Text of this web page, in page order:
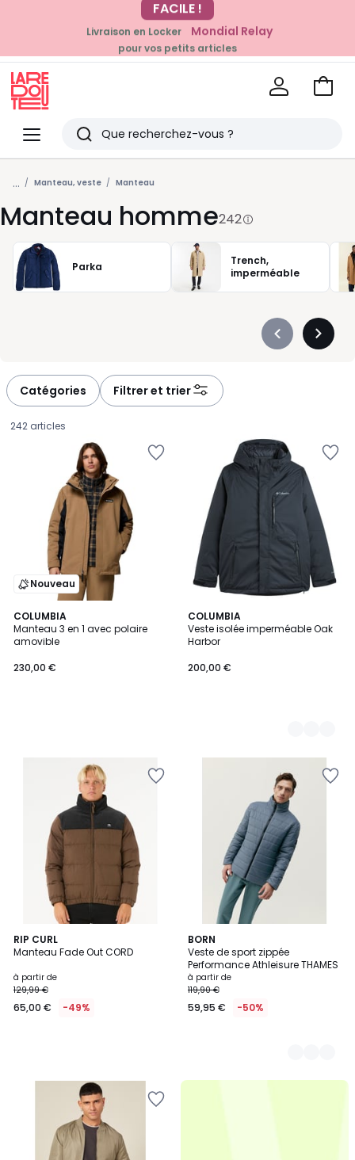
EN CE MOMENT
-20% dès 39€*
sur la mode
Livraison en Locker Mondial Relay
pour vos petits articles
Menu
Redoute
Rechercher
Derniers
articles
vus
Voir
... Manteau, veste Manteau
Manteau homme242
Parka
Trench,
imperméable
Précédent
Catégories Filtrer et trier
242 articles
Nouveau
COLUMBIA
Manteau 3 en 1 avec polaire
amovible
€.
230,00 €
COLUMBIA
Veste isolée imperméable Oak
Harbor
200,00 €
2
Couleurs
RIP CURL
Manteau Fade Out CORD
à partir de
129,99 €
65,00 € -49%
BORN
Veste de sport zippée
Performance Athleisure THAMES
à partir de
119,90 €
59,95 € -50%
2
Couleurs